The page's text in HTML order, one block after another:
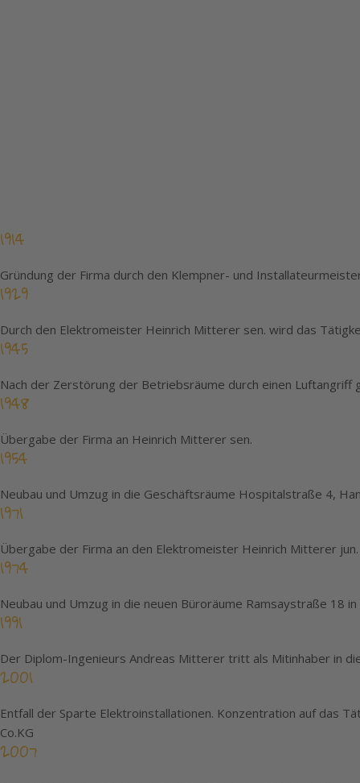
1914
Gründung der Firma durch den Klempner- und
1929
Durch den Elektromeister Heinrich Mitterer sen. wird das
1945
Nach der Zerstörung der Betriebsräume durch einen Luftangriff
1948
Übergabe der Firma an Heinrich Mitterer sen.
1954
Neubau und Umzug in die Geschäftsräume Hospitalstraße 4,
1971
Übergabe der Firma an den Elektromeister Heinrich Mitterer
1974
Neubau und Umzug in die neuen Büroräume Ramsaystraße 18 in
1991
Der Diplom-Ingenieurs Andreas Mitterer tritt als Mitinhaber in
2001
Entfall der Sparte Elektroinstallationen. Konzentration auf das
Co.KG
2007